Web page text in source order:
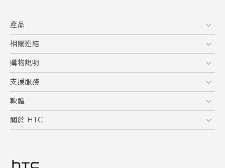
產品
5G
智慧型手機
配件
相關連結
HTC Research
購物說明
購物須知
訂單管理
付款方式
支援服務
到府收送維修服務
服務中心資訊
客戶服務佈告欄
軟體
應用程式
HTC Sync Manager
關於 HTC